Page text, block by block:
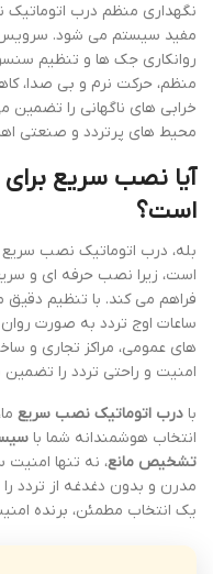
نگهداری منظم درب
مفید سیستم می شود. سرویس
روانکاری جک ها و تنظیم
منظم، حرکت نرم و بی صدا،
خرابی های ناگهانی را
محیط های پرتردد و صنعتی
آیا نصب سریع
است؟
بله، درب اتوماتیک نصب
است، زیرا نصب حرفه ای و
فراهم می کند. با تنظیم
ساعات اوج تردد به صورت روان
های عمومی، مراکز تجاری و
امنیت و راحتی تردد را
با درب اتوماتیک نصب سریع
انتخاب هوشمندانه شما با
تشخیص مانع، نه تنها
مدرن و بدون دغدغه از تردد
یک انتخاب مطمئن، برنده